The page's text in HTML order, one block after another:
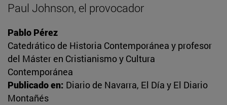
Paul Johnson, el provocador
Pablo Pérez
Catedrático de Historia Contemporánea y profesor
del Máster en Cristianismo y Cultura
Contemporánea
Publicado en: Diario de Navarra, El Día y El Diario
Montañés